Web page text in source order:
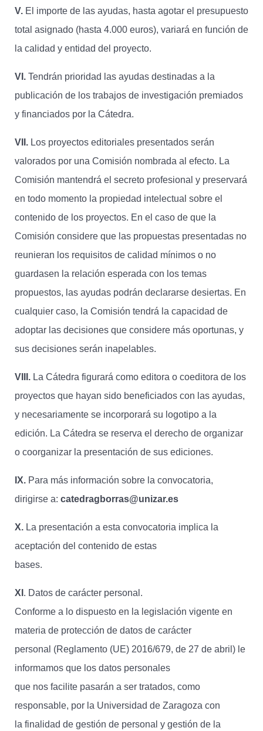
V. El importe de las ayudas, hasta agotar el presupuesto
total asignado (hasta 4.000 euros), variará en función de
la calidad y entidad del proyecto.
VI. Tendrán prioridad las ayudas destinadas a la
publicación de los trabajos de investigación premiados
y financiados por la Cátedra.
VII. Los proyectos editoriales presentados serán
valorados por una Comisión nombrada al efecto. La
Comisión mantendrá el secreto profesional y preservará
en todo momento la propiedad intelectual sobre el
contenido de los proyectos. En el caso de que la
Comisión considere que las propuestas presentadas no
reunieran los requisitos de calidad mínimos o no
guardasen la relación esperada con los temas
propuestos, las ayudas podrán declararse desiertas. En
cualquier caso, la Comisión tendrá la capacidad de
adoptar las decisiones que considere más oportunas, y
sus decisiones serán inapelables.
VIII. La Cátedra figurará como editora o coeditora de los
proyectos que hayan sido beneficiados con las ayudas,
y necesariamente se incorporará su logotipo a la
edición. La Cátedra se reserva el derecho de organizar
o coorganizar la presentación de sus ediciones.
IX. Para más información sobre la convocatoria,
dirigirse a: catedragborras@unizar.es
X. La presentación a esta convocatoria implica la
aceptación del contenido de estas
bases.
XI . Datos de carácter personal.
Conforme a lo dispuesto en la legislación vigente en
materia de protección de datos de carácter
personal (Reglamento (UE) 2016/679, de 27 de abril) le
informamos que los datos personales
que nos facilite pasarán a ser tratados, como
responsable, por la Universidad de Zaragoza con
la finalidad de gestión de personal y gestión de la